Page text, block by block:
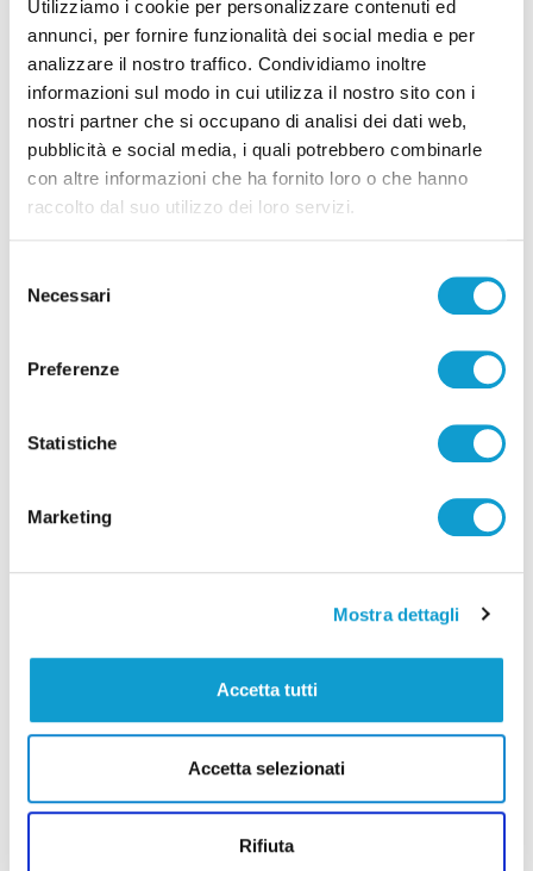
Utilizziamo i cookie per personalizzare contenuti ed
annunci, per fornire funzionalità dei social media e per
analizzare il nostro traffico. Condividiamo inoltre
informazioni sul modo in cui utilizza il nostro sito con i
nostri partner che si occupano di analisi dei dati web,
pubblicità e social media, i quali potrebbero combinarle
con altre informazioni che ha fornito loro o che hanno
raccolto dal suo utilizzo dei loro servizi.
delNecessari
Preferenze
Statistiche
Marketing
Mostra dettagli
Accetta tutti
Accetta selezionati
Rifiuta
di Gloria Caioni